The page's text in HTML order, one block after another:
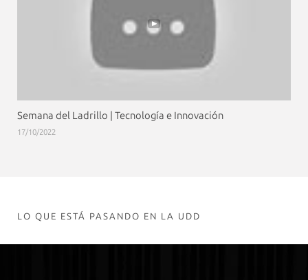
Semana del Ladrillo | Tecnología e Innovación
17/10/2022
LO QUE ESTÁ PASANDO EN LA UDD